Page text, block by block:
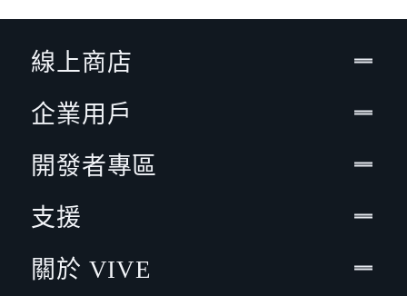
線上商店
企業用戶
開發者專區
支援
關於 VIVE